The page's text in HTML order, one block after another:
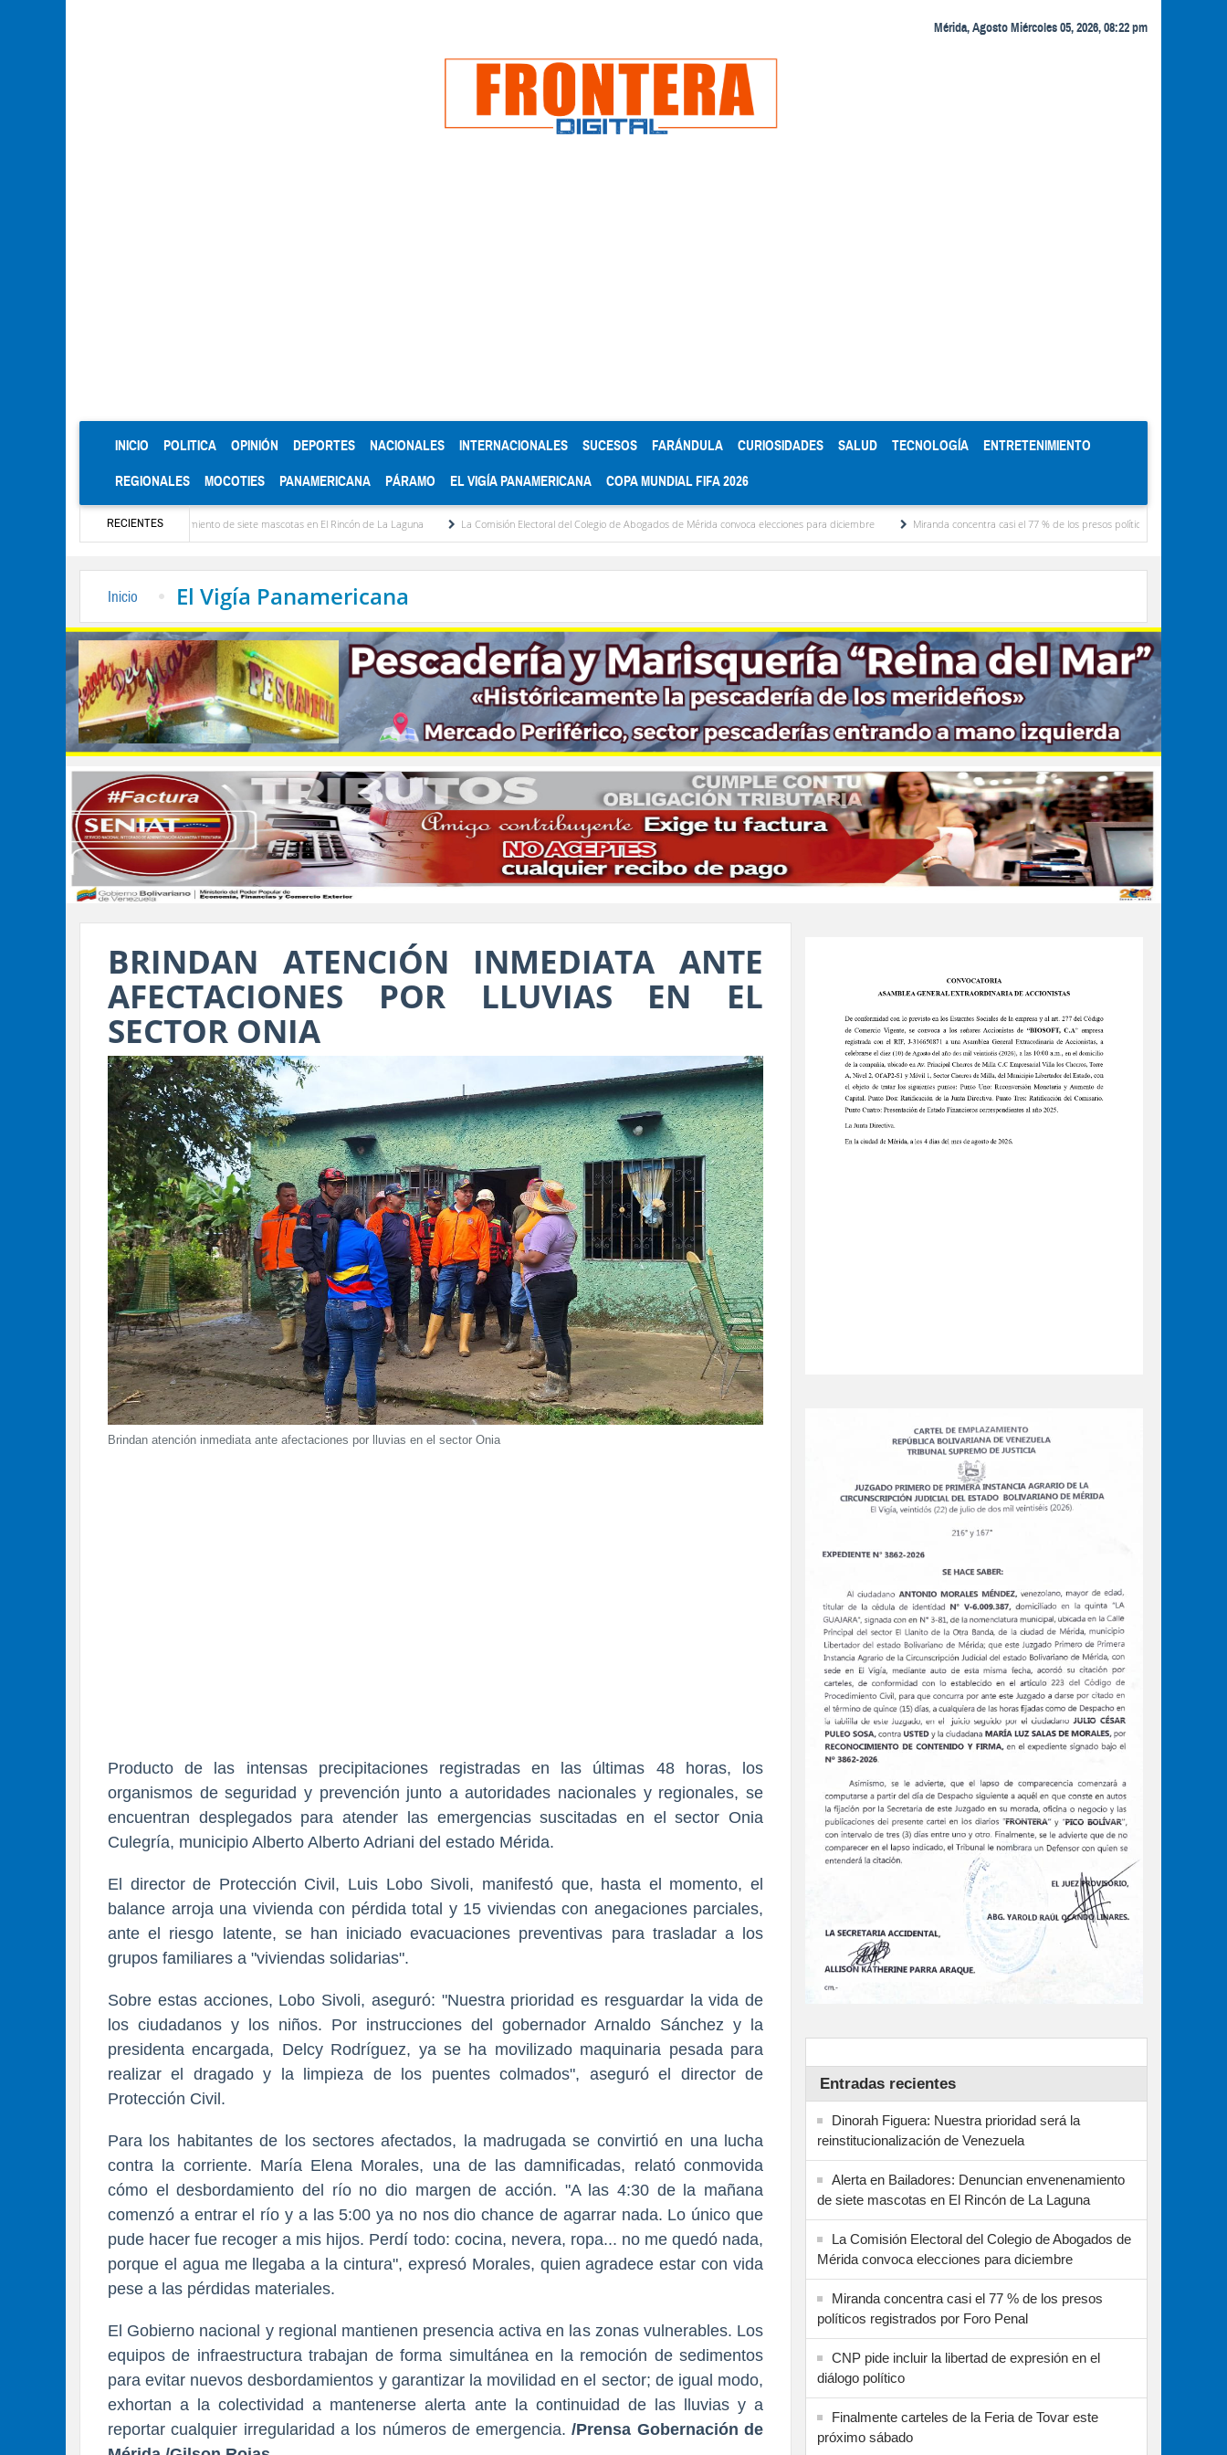
Mérida, Agosto Miércoles 05, 2026, 08:22 pm
INICIO (CURRENT)
POLITICA OPINIÓN DEPORTES NACIONALES INTERNACIONALES SUCESOS FARÁNDULA CURIOSIDADES SALUD TECNOLOGÍA ENTRETENIMIENTO
REGIONALES MOCOTIES PANAMERICANA PÁRAMO EL VIGÍA PANAMERICANA COPA MUNDIAL FIFA 2026
RECIENTES
Denuncian envenenamiento de siete mascotas en El Rincón de La Laguna La Comisión Electoral del Colegio de Abogados de Mérida convoca elecciones para diciembre Miranda concentra casi el 77 % de los presos políticos registrados por Foro Penal
Inicio El Vigía Panamericana
BRINDAN ATENCIÓN INMEDIATA ANTE
AFECTACIONES POR LLUVIAS EN EL
SECTOR ONIA
Brindan atención inmediata ante afectaciones por lluvias en el sector Onia
Producto de las intensas precipitaciones registradas en las últimas 48 horas, los
organismos de seguridad y prevención junto a autoridades nacionales y regionales, se
encuentran desplegados para atender las emergencias suscitadas en el sector Onia
Culegría, municipio Alberto Alberto Adriani del estado Mérida.
El director de Protección Civil, Luis Lobo Sivoli, manifestó que, hasta el momento, el
balance arroja una vivienda con pérdida total y 15 viviendas con anegaciones parciales,
ante el riesgo latente, se han iniciado evacuaciones preventivas para trasladar a los
grupos familiares a "viviendas solidarias".
Sobre estas acciones, Lobo Sivoli, aseguró: "Nuestra prioridad es resguardar la vida de
los ciudadanos y los niños. Por instrucciones del gobernador Arnaldo Sánchez y la
presidenta encargada, Delcy Rodríguez, ya se ha movilizado maquinaria pesada para
realizar el dragado y la limpieza de los puentes colmados", aseguró el director de
Protección Civil.
Para los habitantes de los sectores afectados, la madrugada se convirtió en una lucha
contra la corriente. María Elena Morales, una de las damnificadas, relató conmovida
cómo el desbordamiento del río no dio margen de acción. "A las 4:30 de la mañana
comenzó a entrar el río y a las 5:00 ya no nos dio chance de agarrar nada. Lo único que
pude hacer fue recoger a mis hijos. Perdí todo: cocina, nevera, ropa... no me quedó nada,
porque el agua me llegaba a la cintura", expresó Morales, quien agradece estar con vida
pese a las pérdidas materiales.
El Gobierno nacional y regional mantienen presencia activa en las zonas vulnerables. Los
equipos de infraestructura trabajan de forma simultánea en la remoción de sedimentos
para evitar nuevos desbordamientos y garantizar la movilidad en el sector; de igual modo,
exhortan a la colectividad a mantenerse alerta ante la continuidad de las lluvias y a
reportar cualquier irregularidad a los números de emergencia. /Prensa Gobernación de
Entradas recientes
Dinorah Figuera: Nuestra prioridad será la
reinstitucionalización de Venezuela
Alerta en Bailadores: Denuncian envenenamiento
de siete mascotas en El Rincón de La Laguna
La Comisión Electoral del Colegio de Abogados de
Mérida convoca elecciones para diciembre
Miranda concentra casi el 77 % de los presos
políticos registrados por Foro Penal
CNP pide incluir la libertad de expresión en el
diálogo político
Finalmente carteles de la Feria de Tovar este
próximo sábado